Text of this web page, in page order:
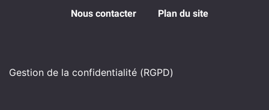
Nous contacter Plan du site
Gestion de la confidentialité (RGPD)